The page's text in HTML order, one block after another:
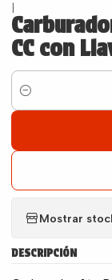
CC con
Cantidad
Mostrar
DESCRIPCIÓN